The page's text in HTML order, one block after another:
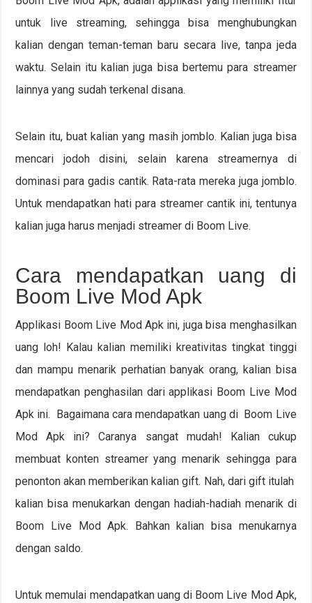
untuk live streaming, sehingga bisa menghubungkan
kalian dengan teman-teman baru secara live, tanpa jeda
waktu. Selain itu kalian juga bisa bertemu para streamer
lainnya yang sudah terkenal disana.
Selain itu, buat kalian yang masih jomblo. Kalian juga bisa
mencari jodoh disini, selain karena streamernya di
dominasi para gadis cantik. Rata-rata mereka juga jomblo.
Untuk mendapatkan hati para streamer cantik ini, tentunya
kalian juga harus menjadi streamer di Boom Live.
Cara mendapatkan uang di
Boom Live Mod Apk
Applikasi Boom Live Mod Apk ini, juga bisa menghasilkan
uang loh! Kalau kalian memiliki kreativitas tingkat tinggi
dan mampu menarik perhatian banyak orang, kalian bisa
mendapatkan penghasilan dari applikasi Boom Live Mod
Apk ini. Bagaimana cara mendapatkan uang di Boom Live
Mod Apk ini? Caranya sangat mudah! Kalian cukup
membuat konten streamer yang menarik sehingga para
penonton akan memberikan kalian gift. Nah, dari gift itulah
kalian bisa menukarkan dengan hadiah-hadiah menarik di
Boom Live Mod Apk. Bahkan kalian bisa menukarnya
dengan saldo.
Untuk memulai mendapatkan uang di Boom Live Mod Apk,